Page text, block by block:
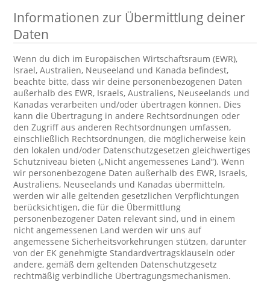
Informationen zur Übermittlung deiner
Daten
Wenn du dich im Europäischen Wirtschaftsraum (EWR),
Israel, Australien, Neuseeland und Kanada befindest,
beachte bitte, dass wir deine personenbezogenen Daten
außerhalb des EWR, Israels, Australiens, Neuseelands und
Kanadas verarbeiten und/oder übertragen können. Dies
kann die Übertragung in andere Rechtsordnungen oder
den Zugriff aus anderen Rechtsordnungen umfassen,
einschließlich Rechtsordnungen, die möglicherweise kein
den lokalen und/oder Datenschutzgesetzen gleichwertiges
Schutzniveau bieten („Nicht angemessenes Land“). Wenn
wir personenbezogene Daten außerhalb des EWR, Israels,
Australiens, Neuseelands und Kanadas übermitteln,
werden wir alle geltenden gesetzlichen Verpflichtungen
berücksichtigen, die für die Übermittlung
personenbezogener Daten relevant sind, und in einem
nicht angemessenen Land werden wir uns auf
angemessene Sicherheitsvorkehrungen stützen, darunter
von der EK genehmigte Standardvertragsklauseln oder
andere, gemäß dem geltenden Datenschutzgesetz
rechtmäßig verbindliche Übertragungsmechanismen.